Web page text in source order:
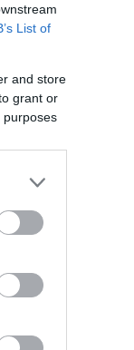
List of
and store
grant or
purposes